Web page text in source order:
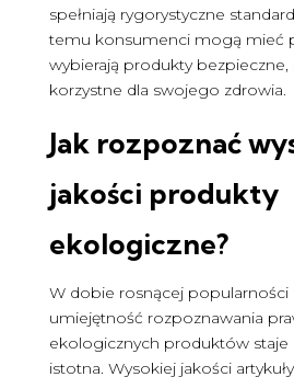
spełniają rygorystyczne
temu konsumenci mogą mieć
wybierają produkty bezpieczne,
korzystne dla swojego zdrowia.
Jak rozpoznać
jakości produkty
ekologiczne?
W dobie rosnącej popularności
umiejętność rozpoznawania
ekologicznych produktów staje
istotna. Wysokiej jakości